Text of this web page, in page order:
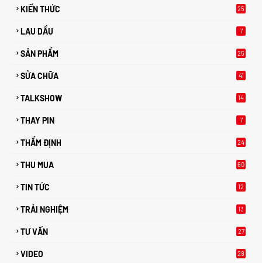
KIẾN THỨC
25
LAU DẦU 7
SẢN PHẨM 25
SỬA CHỮA 41
TALKSHOW 14
THAY PIN 7
THẨM ĐỊNH 24
THU MUA 60
TIN TỨC 12
TRẢI NGHIỆM 13
TƯ VẤN
27
VIDEO 28